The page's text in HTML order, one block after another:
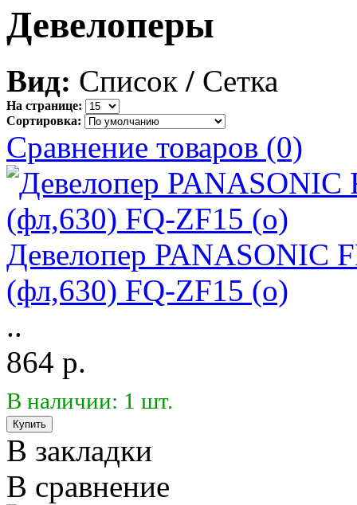
Девелоперы
Вид: Список / Сетка
На странице:
Сортировка:
Сравнение товаров (0)
Девелопер PANASONIC
(фл,630) FQ-ZF15 (o)
..
864 р.
В наличии: 1 шт.
В закладки
В сравнение